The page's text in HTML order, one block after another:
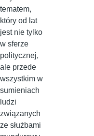
tematem,
który od lat
jest nie tylko
w sferze
politycznej,
ale przede
wszystkim w
sumieniach
ludzi
związanych
ze służbami